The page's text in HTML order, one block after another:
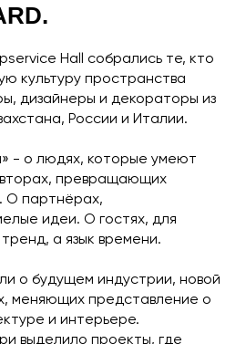
Hall собрались те, кто
культуру пространства
дизайнеры и декораторы из
России и Италии.
- о людях, которые умеют
превращающих
О партнёрах,
идеи. О гостях, для
а язык времени.
о будущем индустрии, новой
меняющих представление о
и интерьере.
выделило проекты, где